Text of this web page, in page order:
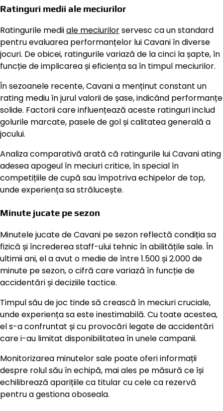
Ratinguri medii ale meciurilor
Ratingurile mediiale meciurilorservesc ca un standard
pentru evaluarea performanțelor lui Cavani în diverse
jocuri. De obicei, ratingurile variază de la cinci la șapte, în
funcție de implicarea și eficiența sa în timpul meciurilor.
În sezoanele recente, Cavani a menținut constant un
rating mediu în jurul valorii de șase, indicând performanțe
solide. Factorii care influențează aceste ratinguri includ
golurile marcate, pasele de gol și calitatea generală a
jocului.
Analiza comparativă arată că ratingurile lui Cavani ating
adesea apogeul în meciuri critice, în special în
competițiile de cupă sau împotriva echipelor de top,
unde experiența sa strălucește.
Minute jucate pe sezon
Minutele jucate de Cavani pe sezon reflectă condiția sa
fizică și încrederea staff-ului tehnic în abilitățile sale. În
ultimii ani, el a avut o medie de între 1.500 și 2.000 de
minute pe sezon, o cifră care variază în funcție de
accidentări și deciziile tactice.
Timpul său de joc tinde să crească în meciuri cruciale,
unde experiența sa este inestimabilă. Cu toate acestea,
el s-a confruntat și cu provocări legate de accidentări
care i-au limitat disponibilitatea în unele campanii.
Monitorizarea minutelor sale poate oferi informații
despre rolul său în echipă, mai ales pe măsură ce își
echilibrează aparițiile ca titular cu cele ca rezervă
pentru a gestiona oboseala.